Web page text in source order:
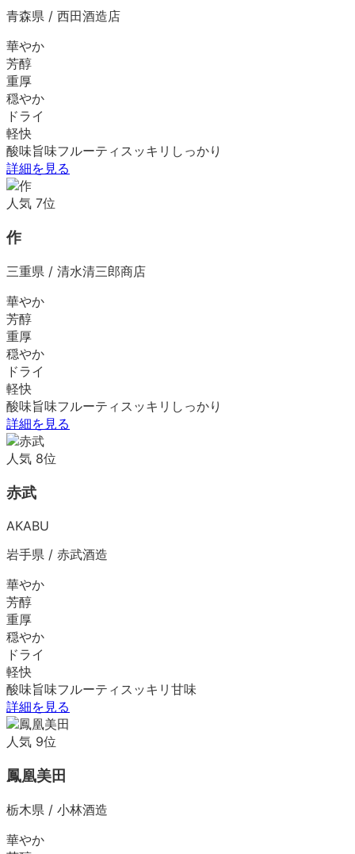
青森県 / 西田酒造店
華やか
芳醇
重厚
穏やか
ドライ
軽快
酸味旨味フルーティ スッキリ しっかり
詳細を見る
人気 7位
作
三重県 / 清水清三郎商店
華やか
芳醇
重厚
穏やか
ドライ
軽快
酸味旨味フルーティ スッキリ しっかり
詳細を見る
人気 8位
赤武
AKABU
岩手県 / 赤武酒造
華やか
芳醇
重厚
穏やか
ドライ
軽快
酸味旨味フルーティ スッキリ 甘味
詳細を見る
人気 9位
鳳凰美田
栃木県 / 小林酒造
華やか